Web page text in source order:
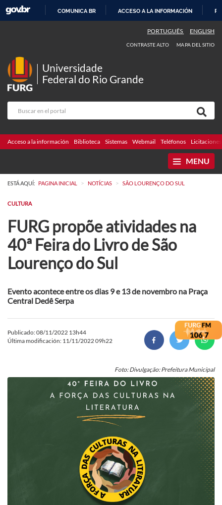
CONTENIDO
COMUNICA BR ACCESO A LA INFORMACIÓN
PORTUGUÊS ENGLISH
CONTRASTE ALTO MAPA DEL SITIO
Universidade
Federal do Rio Grande
Acceso a la información Biblioteca Sistemas Webmail Teléfonos Licitaciones
MENU
ESTÁ AQUÍ: PAGINA INICIAL > NOTÍCIAS > SÃO LOURENÇO DO SUL
CULTURA
FURG propõe atividades na
40ª Feira do Livro de São
Lourenço do Sul
Evento acontece entre os dias 9 e 13 de novembro na Praça
Central Dedê Serpa
Publicado: 08/11/2022 13h44
Última modificación: 11/11/2022 09h22
Foto: Divulgação: Prefeitura Municipal